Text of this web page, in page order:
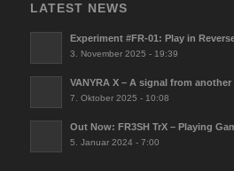
LATEST NEWS
Experiment #FR-01: Play in
3. November 2025 - 19:39
VANYRA X – A signal from
7. Oktober 2025 - 10:08
Out Now: FR3SH TrX – Playing
5. Januar 2024 - 7:00